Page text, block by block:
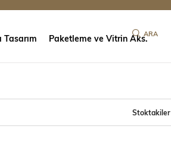
Paketleme ve Vitrin Aks.
Stoktakiler